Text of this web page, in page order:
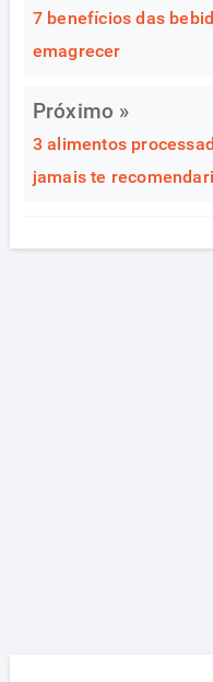
7 benefícios das
emagrecer
Próximo »
3 alimentos
jamais te